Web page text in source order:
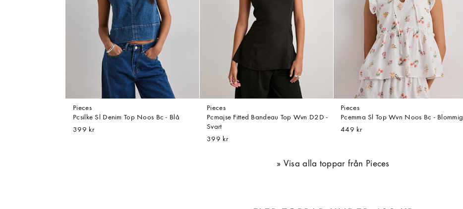
Pieces
Pcsilke Sl Denim Top Noos Bc - Blå
399 kr
Pieces
Pcmajse Fitted Bandeau Top Wvn D2D -
Svart
399 kr
Pieces
Pcemma Sl Top Wvn Noos Bc - Blommig
449 kr
Visa alla toppar från Pieces